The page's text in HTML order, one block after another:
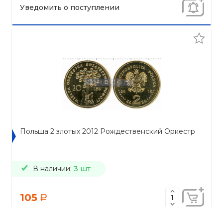
Уведомить о поступлении
Польша 2 злотых 2012 Рождественский Оркестр
В наличии: 3 шт
105 a